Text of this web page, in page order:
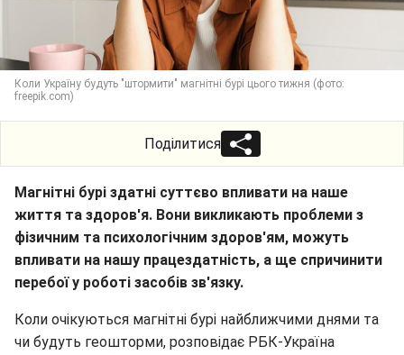
Коли Україну будуть "штормити" магнітні бурі цього тижня (фото:
freepik.com)
Поділитися
Магнітні бурі здатні суттєво впливати на наше
життя та здоров'я. Вони викликають проблеми з
фізичним та психологічним здоров'ям, можуть
впливати на нашу працездатність, а ще спричинити
перебої у роботі засобів зв'язку.
Коли очікуються магнітні бурі найближчими днями та
чи будуть геошторми, розповідає РБК-Україна